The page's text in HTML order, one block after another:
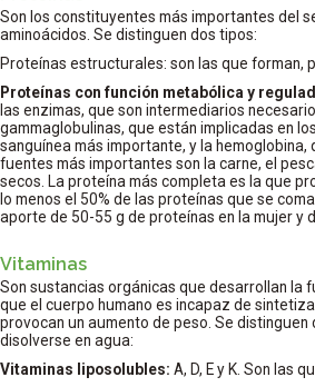
Son los constituyentes más importantes del
aminoácidos. Se distinguen dos tipos:
Proteínas estructurales: son las que forman,
Proteínas con función metabólica y
las enzimas, que son intermediarios
gammaglobulinas, que están implicadas en
sanguínea más importante, y la
fuentes más importantes son la carne, el
secos. La proteína más completa es la que
lo menos el 50% de las proteínas que se
aporte de 50-55 g de proteínas en la mujer y
Vitaminas
Son sustancias orgánicas que desarrollan la
que el cuerpo humano es incapaz de
provocan un aumento de peso. Se
disolverse en agua:
Vitaminas liposolubles: A, D, E y K. Son las